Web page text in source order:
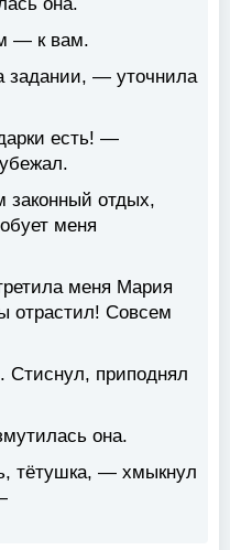
— к вам.
задании, — уточнила
есть! —
законный отдых,
меня
меня Мария
отрастил! Совсем
Стиснул, приподнял
она.
тётушка, — хмыкнул